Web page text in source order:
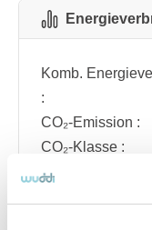
Komb.
:
CO₂-Emission :
CO₂-Klasse :